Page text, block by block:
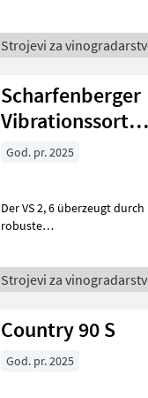
Edelstahl Beschreibung: Die
Scharfenberger Euro Select
Strojevi za
Scharfenberger
VS 2,6
God. pr. 2025
Der VS 2, 6 überzeugt durch
robuste
praxisgerechte Ausstattung.
Mit seiner flexiblen
Vibrationsaustr
Strojevi za
Country 90 S
God. pr. 2025